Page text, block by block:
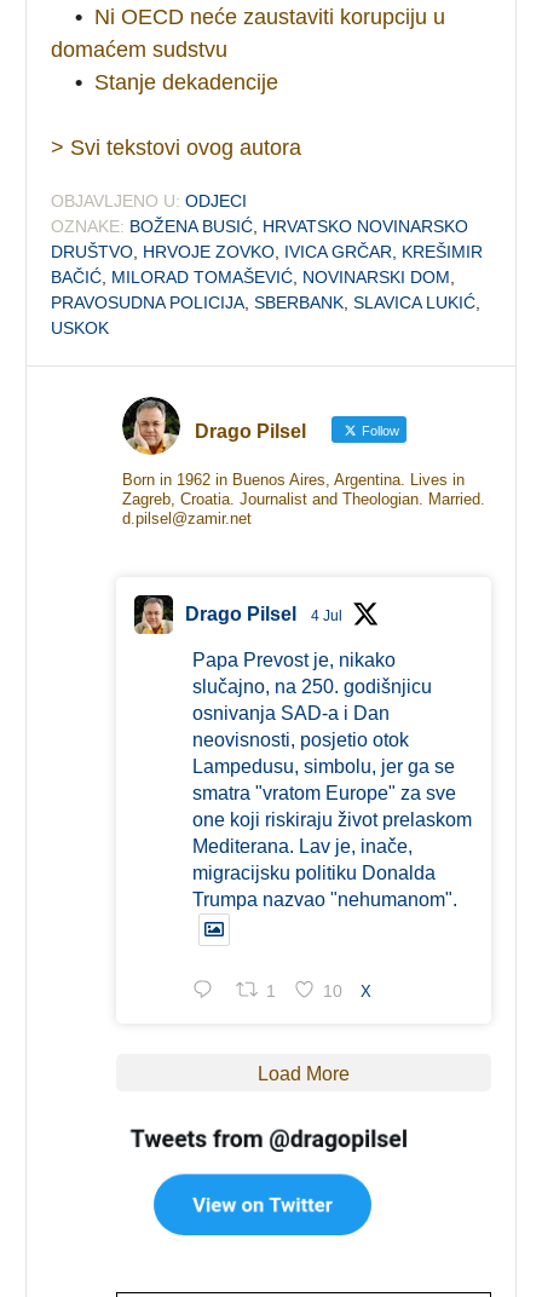
• Ni OECD neće zaustaviti korupciju u
domaćem sudstvu
• Stanje dekadencije
> Svi tekstovi ovog autora
OBJAVLJENO U: ODJECI
OZNAKE: BOŽENA BUSIĆ HRVATSKO NOVINARSKO
DRUŠTVO HRVOJE ZOVKO IVICA GRČAR
KREŠIMIR
BAČIĆ MILORAD TOMAŠEVIĆ NOVINARSKI DOM
PRAVOSUDNA POLICIJA ,SBERBANK ,SLAVICA LUKIĆ
USKOK
Drago Pilsel Follow
Born in 1962 in Buenos Aires, Argentina. Lives in
Zagreb, Croatia. Journalist and Theologian. Married.
d.pilsel@zamir.net
Drago Pilsel 4 Jul
Papa Prevost je, nikako
slučajno, na 250. godišnjicu
osnivanja SAD-a i Dan
neovisnosti, posjetio otok
Lampedusu, simbolu, jer ga se
smatra "vratom Europe" za sve
one koji riskiraju život prelaskom
Mediterana. Lav je, inače,
migracijsku politiku Donalda
Trumpa nazvao "nehumanom".
1 10 X
Load More